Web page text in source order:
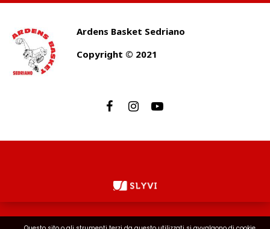
Ardens Basket Sedriano
Copyright © 2021